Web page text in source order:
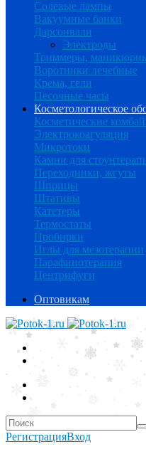
Солевые лампы
Вакуумные банки
Дарсонвали
Электроды
Триммеры,
Воротники лечебные
Крема, гели
Песочные часы
Косметологическое
Косметические
Электрокоагуляция
Микротоки
Камни для
Переходники, жгуты
Шприцы
Штативы
Катетеры
Термостаты
Пробирки
Иглы для мезотерапии
Парафинотерапия
Центрифуги
Оптовикам
РегистрацияВход